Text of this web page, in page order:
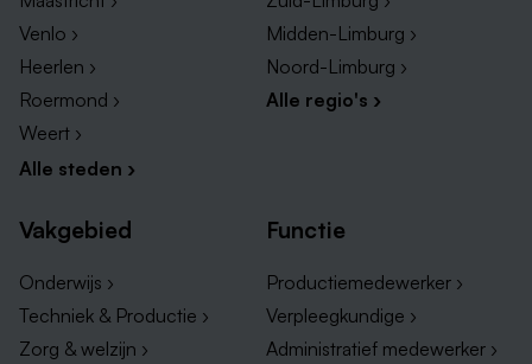
te bekijken. Zit er niks voor jou tussen? Dan kan je
kijken naar
finance vacatures in Limburg!
WML
Laurentius Ziekenhuis
Zuyderland
Stichting Pergamijn
Maastricht University
Secretaresse vacatures in andere regio's
Venlo ›
Heerlen ›
Roermond ›
Weert ›
Alle steden ›
Midden-Limburg ›
Noord-Limburg ›
Alle regio's ›
Vakgebied
Onderwijs ›
Techniek & Productie ›
Zorg & welzijn ›
Functie
Productiemedewerker ›
Verpleegkundige ›
Administratief medewerker ›